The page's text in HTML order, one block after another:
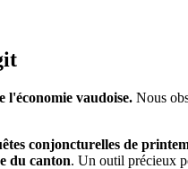
l'économie vaudoise. Nous
conjoncturelles de
du canton. Un outil précieux